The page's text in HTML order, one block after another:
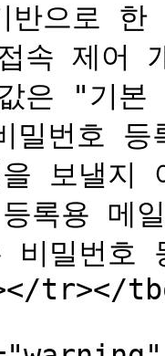
으로 한
속 제어
값은 "기
번호 등
보낼지
록용 메
비밀번호
tr></